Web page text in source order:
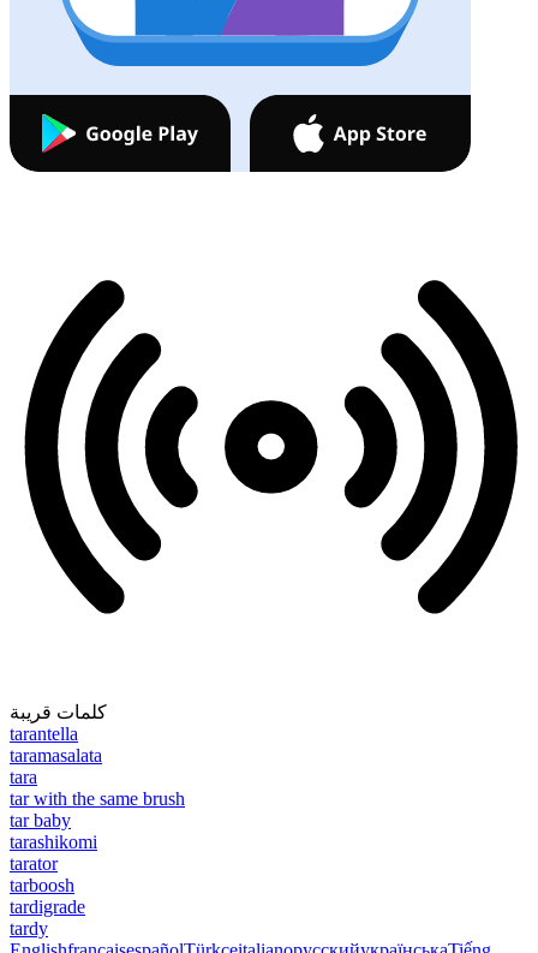
كلمات قريبة
tarantella
taramasalata
tara
tar with the same brush
tar baby
tarashikomi
tarator
tarboosh
tardigrade
tardy